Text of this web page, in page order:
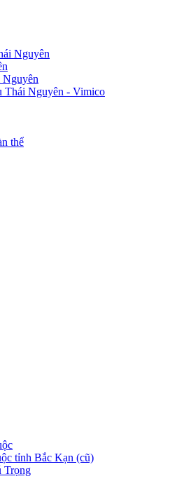
Nguyên
Thái Nguyên - Vimico
thể
tỉnh Bắc Kạn (cũ)
Trọng